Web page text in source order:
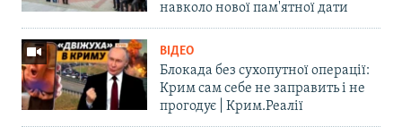
навколо нової пам'ятної дати
ВІДЕО
Блокада без сухопутної операції:
Крим сам себе не заправить і не
прогодує | Крим.Реалії